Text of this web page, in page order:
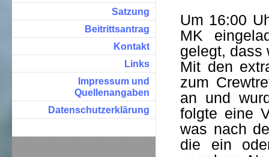
Um 16:00
MK
gelegt, dass
Mit den
zum
an und
folgte eine
was nach
die ein
Satzung
Beitrittsantrag
Kontakt
Links
Impressum und
Quellenangaben
Datenschutzerklärung